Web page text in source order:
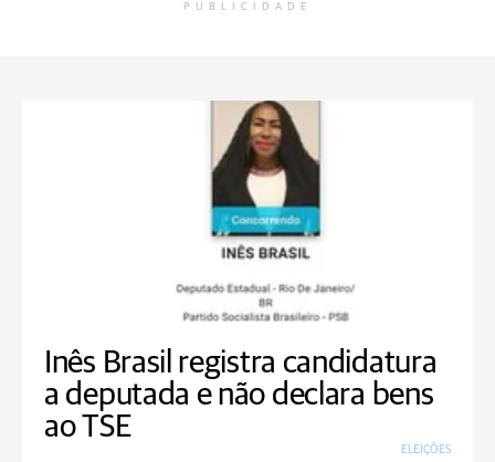
PUBLICIDADE
Inês Brasil registra candidatura
a deputada e não declara bens
ao TSE
ELEIÇÕES